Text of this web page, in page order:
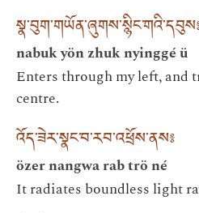
nabuk yön zhuk nyinggé ü
Enters through my left, and
centre.
འོད་ཟེར་སྣང་བ་རབ་འཕྲོས་ནས༔
özer nangwa rab trö né
It radiates boundless light